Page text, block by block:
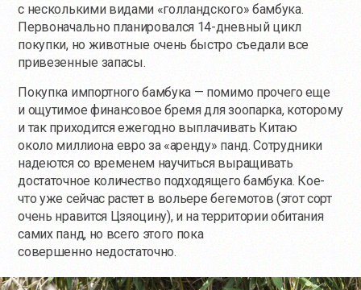
с несколькими видами «голландского» бамбука.
Первоначально планировался 14-дневный цикл
покупки, но животные очень быстро съедали все
привезенные запасы.
Покупка импортного бамбука — помимо прочего еще
и ощутимое финансовое бремя для зоопарка, которому
и так приходится ежегодно выплачивать Китаю
около миллиона евро за «аренду» панд. Сотрудники
надеются со временем научиться выращивать
достаточное количество подходящего бамбука. Кое-
что уже сейчас растет в вольере бегемотов (этот сорт
очень нравится Цзяоцину), и на территории обитания
самих панд, но всего этого пока
совершенно недостаточно.